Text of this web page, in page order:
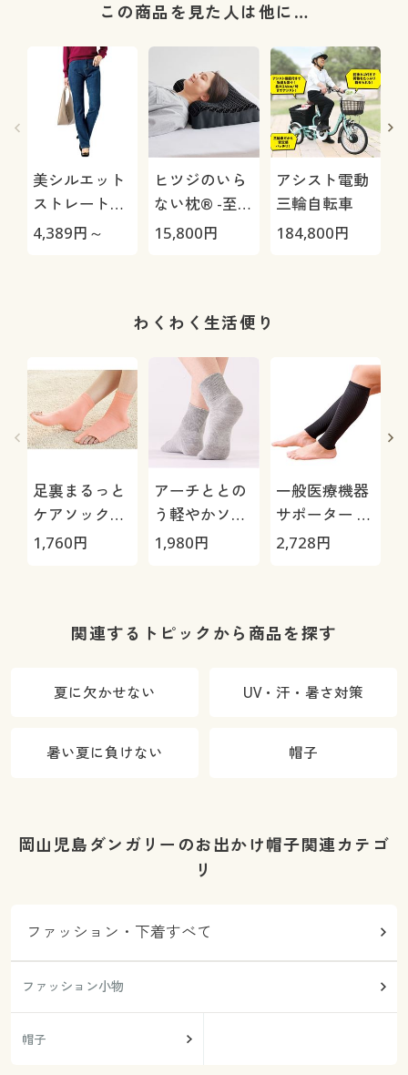
この商品を見た人は他に…
美シルエット
ストレートデ
ニムパンツ(洗
4,389円～
ヒツジのいら
ない枕® -至
極-
15,800円
アシスト電動
三輪自転車
184,800円
わくわく生活便り
足裏まるっと
ケアソックス/
親指・指の付
1,760円
アーチととの
う軽やかソッ
クス(同色2足
1,980円
一般医療機器
サポーター メ
ディカル・レ
2,728円
関連するトピックから商品を探す
夏に欠かせない UV・汗・暑さ対策
暑い夏に負けない 帽子
岡山児島ダンガリーのお出かけ帽子関連カテゴ
リ
ファッション・下着すべて
ファッション小物
帽子